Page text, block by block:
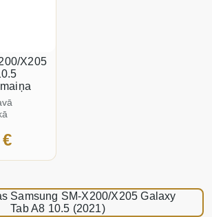
X205
Samsung SM-X200/X205 Galaxy
Tab A8 10.5 (2021)